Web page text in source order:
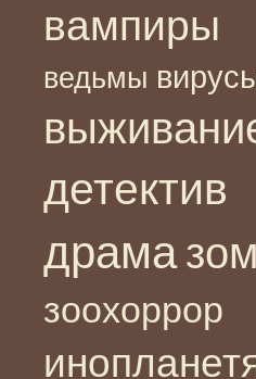
вампиры
ведьмы
детектив
драма
зоохоррор